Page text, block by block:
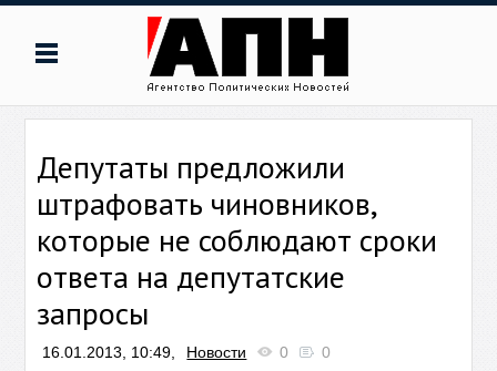
Депутаты предложили
штрафовать чиновников,
которые не соблюдают сроки
ответа на депутатские
запросы
16.01.2013, 10:49, Новости 0 0